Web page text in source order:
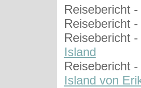
Reisebericht
Reisebericht
Reisebericht
Island
Reisebericht
Island von